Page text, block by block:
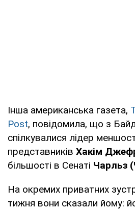
Інша американська газета,
Post, повідомила, що з
спілкувалися лідер
представників Хакім
більшості в Сенаті Чарльз
На окремих приватних
тижня вони сказали йому: